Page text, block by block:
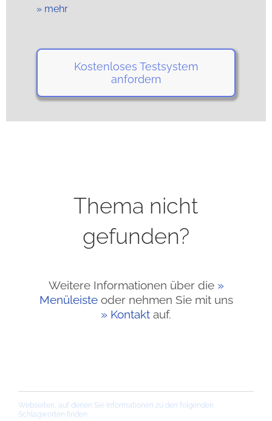
mehr
Kostenloses Testsystem
anfordern
Thema nicht
gefunden?
Weitere Informationen über die
Menüleisteoder nehmen Sie mit uns
Kontakt auf.
Webseiten, auf denen Sie Informationen zu den folgenden
Schlagworten finden: